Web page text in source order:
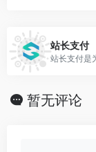
站长支付
暂无评论